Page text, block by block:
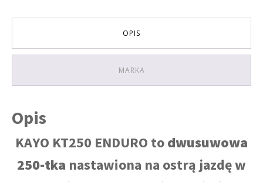
OPIS
MARKA
Opis
KAYO KT250 ENDURO todwusuwowa
250-tka nastawiona na ostrą jazdę w